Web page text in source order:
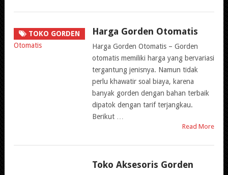
TOKO GORDEN Harga Gorden Otomatis
Harga Gorden Otomatis – Gorden
otomatis memiliki harga yang bervariasi
tergantung jenisnya. Namun tidak
perlu khawatir soal biaya, karena
banyak gorden dengan bahan terbaik
dipatok dengan tarif terjangkau.
Berikut …
Read More
Toko Aksesoris Gorden